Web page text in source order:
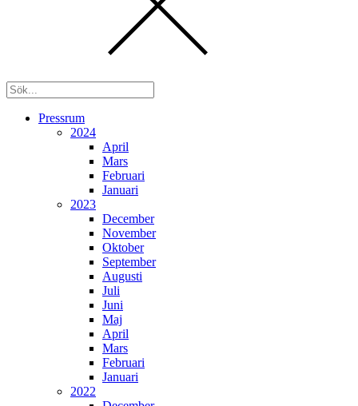
Pressrum
2024
April
Mars
Februari
Januari
2023
December
November
Oktober
September
Augusti
Juli
Juni
Maj
April
Mars
Februari
Januari
2022